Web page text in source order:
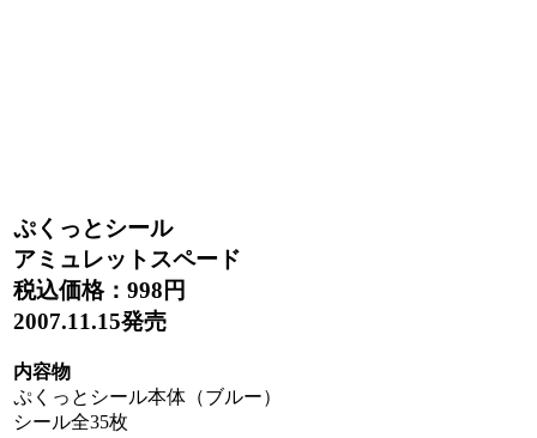
ぷくっとシール
アミュレットスペード
税込価格： 998円
2007.11.15発売
内容物
ぷくっとシール本体（ブルー）
シール全35枚